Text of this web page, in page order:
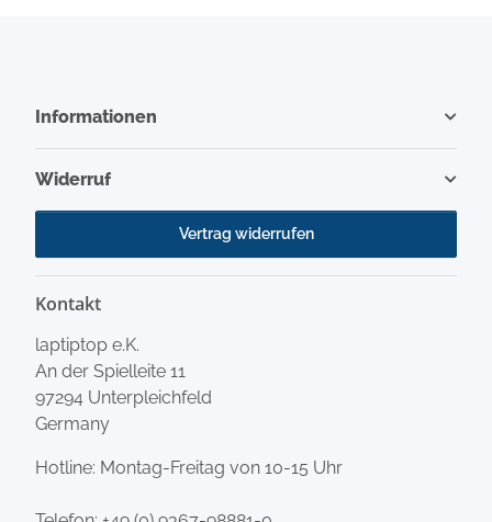
Informationen
Widerruf
Vertrag widerrufen
Kontakt
laptiptop e.K.
An der Spielleite 11
97294 Unterpleichfeld
Germany
Hotline: Montag-Freitag von 10-15 Uhr